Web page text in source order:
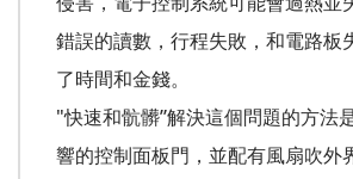
錯誤的讀數，行程失敗，和電路板
了時間和金錢。
"快速和骯髒”解決這個問題的方法
響的控制面板門，並配有風扇吹外